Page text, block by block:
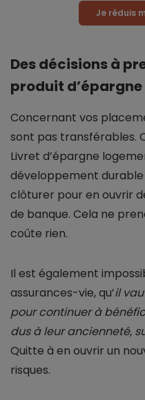
Je réduis
Des décisions à
produit d’épargne
Concernant vos
sont pas transférables.
Livret d’épargne
développement durable
clôturer pour en ouvrir
de banque. Cela ne
coûte rien.
Il est également
assurances-vie, qu’il
pour continuer à
dus à leur ancienneté,
Quitte à en ouvrir un
risques.